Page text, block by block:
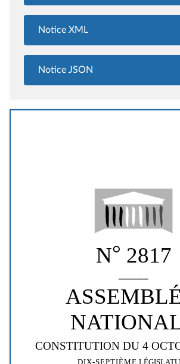
Notice XML
Notice JSON